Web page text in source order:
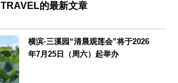
TRAVEL的最新文章
横滨·三溪园“清晨观莲会”将于2026
年7月25日（周六）起举办